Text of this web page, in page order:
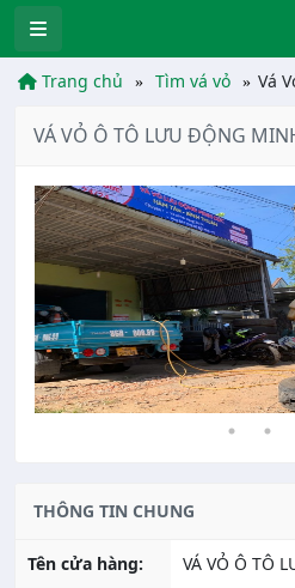
Trang chủ Tìm vá vỏ Vá
VÁ VỎ Ô TÔ LƯU ĐỘNG
THÔNG TIN CHUNG
Tên cửa hàng: VÁ VỎ Ô TÔ